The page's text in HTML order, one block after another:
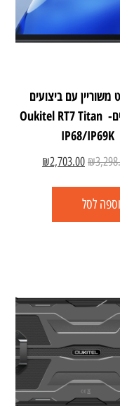
משוריין עם ביצועים
מתקדמים- Oukitel RT7 Titan
IP68/IP69K
₪
₪2,703.00
לסל